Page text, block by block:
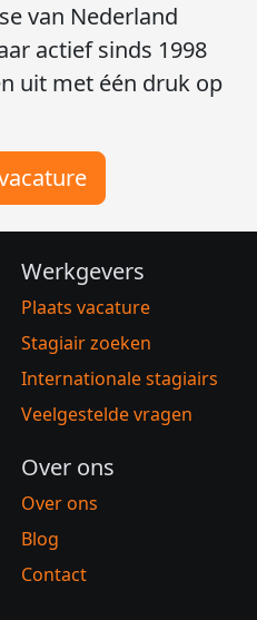
van Nederland
actief sinds 1998
uit met één druk op
Werkgevers
Plaats vacature
Stagiair zoeken
Internationale stagiairs
Veelgestelde vragen
Over ons
Over ons
Blog
Contact